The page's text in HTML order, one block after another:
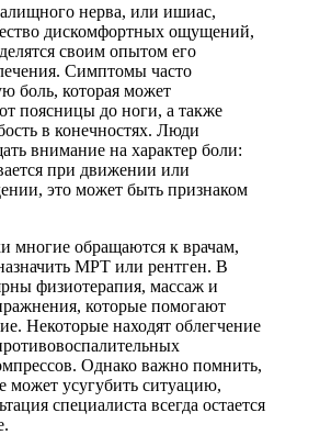
нерва, или ишиас,
дискомфортных ощущений,
своим опытом его
Симптомы часто
боль, которая может
поясницы до ноги, а также
в конечностях. Люди
внимание на характер боли:
при движении или
это может быть признаком
многие обращаются к врачам,
МРТ или рентген. В
физиотерапия, массаж и
которые помогают
Некоторые находят облегчение
Однако важно помнить,
может усугубить ситуацию,
специалиста всегда остается